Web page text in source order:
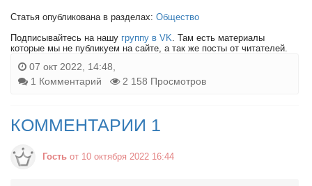
Статья опубликована в разделах: Общество
Подписывайтесь на нашу группу в VK . Там есть материалы
которые мы не публикуем на сайте, а так же посты от читателей.
07 окт 2022, 14:48,
1 Комментарий
2 158 Просмотров
КОММЕНТАРИИ 1
Гость от 10 октября 2022 16:44